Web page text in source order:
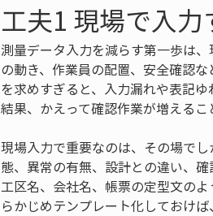
工夫1 現場で入
測量データ入力を減らす第一歩は
の動き、作業員の配置、安全確認
を求めすぎると、入力漏れや表記
結果、かえって確認作業が増えるこ
現場入力で重要なのは、その場で
態、異常の有無、設計との違い、
工区名、会社名、帳票の定型文の
らかじめテンプレート化しておけば